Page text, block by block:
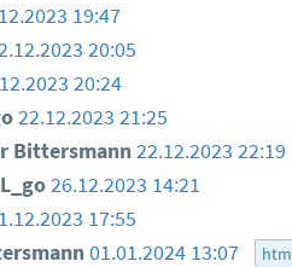
19:47
20:05
20:24
22.12.2023 21:25
Bittersmann22.12.2023 22:19
26.12.2023 14:21
17:55
01.01.2024 13:07